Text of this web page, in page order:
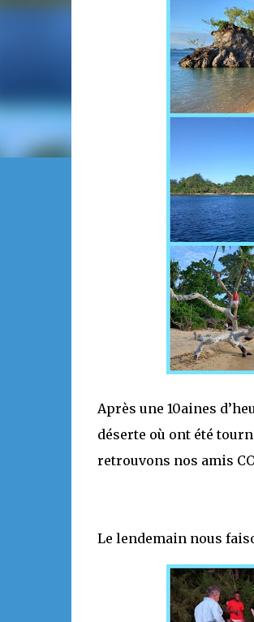
Après une 10aines
déserte où ont été
retrouvons nos amis
Le lendemain nous